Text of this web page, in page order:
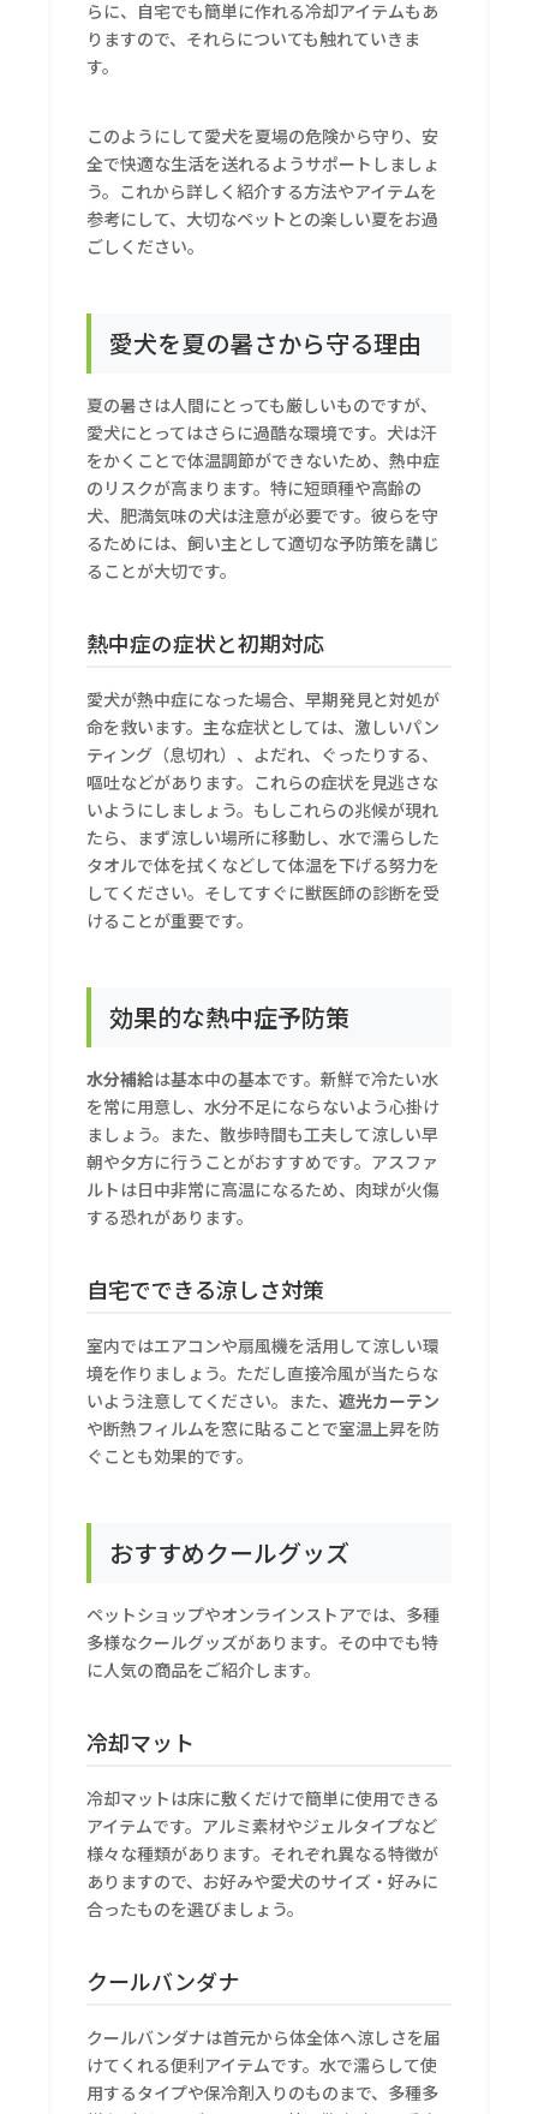
らに、自宅でも簡単に作れる冷却アイテムもあ
りますので、それらについても触れていきま
す。
このようにして愛犬を夏場の危険から守り、安
全で快適な生活を送れるようサポートしましょ
う。これから詳しく紹介する方法やアイテムを
参考にして、大切なペットとの楽しい夏をお過
ごしください。
愛犬を夏の暑さから守る理由
夏の暑さは人間にとっても厳しいものですが、
愛犬にとってはさらに過酷な環境です。犬は汗
をかくことで体温調節ができないため、熱中症
のリスクが高まります。特に短頭種や高齢の
犬、肥満気味の犬は注意が必要です。彼らを守
るためには、飼い主として適切な予防策を講じ
ることが大切です。
熱中症の症状と初期対応
愛犬が熱中症になった場合、早期発見と対処が
命を救います。主な症状としては、激しいパン
ティング（息切れ）、よだれ、ぐったりする、
嘔吐などがあります。これらの症状を見逃さな
いようにしましょう。もしこれらの兆候が現れ
たら、まず涼しい場所に移動し、水で濡らした
タオルで体を拭くなどして体温を下げる努力を
してください。そしてすぐに獣医師の診断を受
けることが重要です。
効果的な熱中症予防策
水分補給は基本中の基本です。新鮮で冷たい水
を常に用意し、水分不足にならないよう心掛け
ましょう。また、散歩時間も工夫して涼しい早
朝や夕方に行うことがおすすめです。アスファ
ルトは日中非常に高温になるため、肉球が火傷
する恐れがあります。
自宅でできる涼しさ対策
室内ではエアコンや扇風機を活用して涼しい環
境を作りましょう。ただし直接冷風が当たらな
いよう注意してください。また、遮光カーテン
や断熱フィルムを窓に貼ることで室温上昇を防
ぐことも効果的です。
おすすめクールグッズ
ペットショップやオンラインストアでは、多種
多様なクールグッズがあります。その中でも特
に人気の商品をご紹介します。
冷却マット
冷却マットは床に敷くだけで簡単に使用できる
アイテムです。アルミ素材やジェルタイプなど
様々な種類があります。それぞれ異なる特徴が
ありますので、お好みや愛犬のサイズ・好みに
合ったものを選びましょう。
クールバンダナ
クールバンダナは首元から体全体へ涼しさを届
けてくれる便利アイテムです。水で濡らして使
用するタイプや保冷剤入りのものまで、多種多